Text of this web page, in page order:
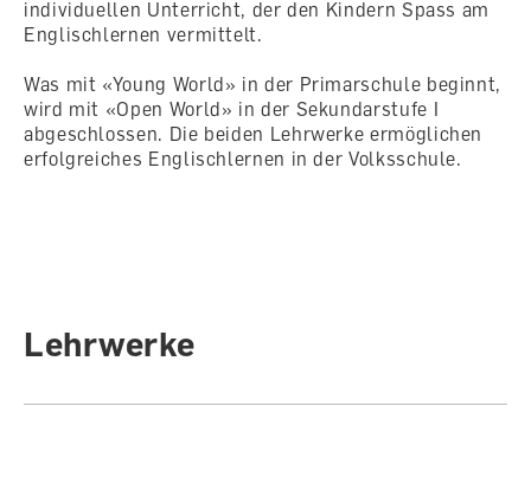
individuellen Unterricht, der den Kindern Spass am
Englischlernen vermittelt.
Was mit «Young World» in der Primarschule beginnt,
wird mit «Open World» in der Sekundarstufe I
abgeschlossen. Die beiden Lehrwerke ermöglichen
erfolgreiches Englischlernen in der Volksschule.
Lehrwerke